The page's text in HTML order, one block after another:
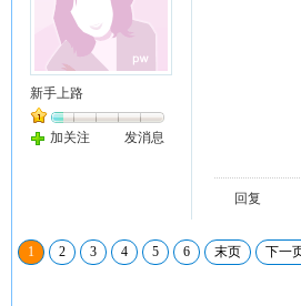
新手上路
加关注 发消息
回复
1 2 3 4 5 6 末页 下一